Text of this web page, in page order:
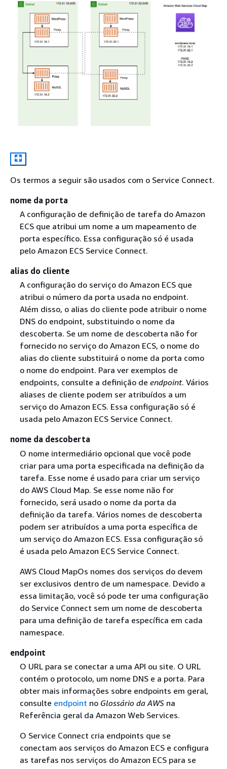
Os termos a seguir são usados com o Service Connect.
nome da porta
A configuração de definição de tarefa do Amazon
ECS que atribui um nome a um mapeamento de
porta específico. Essa configuração só é usada
pelo Amazon ECS Service Connect.
alias do cliente
A configuração do serviço do Amazon ECS que
atribui o número da porta usada no endpoint.
Além disso, o alias do cliente pode atribuir o nome
DNS do endpoint, substituindo o nome da
descoberta. Se um nome de descoberta não for
fornecido no serviço do Amazon ECS, o nome do
alias do cliente substituirá o nome da porta como
o nome do endpoint. Para ver exemplos de
endpoints, consulte a definição de endpoint. Vários
aliases de cliente podem ser atribuídos a um
serviço do Amazon ECS. Essa configuração só é
usada pelo Amazon ECS Service Connect.
nome da descoberta
O nome intermediário opcional que você pode
criar para uma porta especificada na definição da
tarefa. Esse nome é usado para criar um serviço
do AWS Cloud Map. Se esse nome não for
fornecido, será usado o nome da porta da
definição da tarefa. Vários nomes de descoberta
podem ser atribuídos a uma porta específica de
um serviço do Amazon ECS. Essa configuração só
é usada pelo Amazon ECS Service Connect.
AWS Cloud MapOs nomes dos serviços do devem
ser exclusivos dentro de um namespace. Devido a
essa limitação, você só pode ter uma configuração
do Service Connect sem um nome de descoberta
para uma definição de tarefa específica em cada
namespace.
endpoint
O URL para se conectar a uma API ou site. O URL
contém o protocolo, um nome DNS e a porta. Para
obter mais informações sobre endpoints em geral,
consulte endpoint no Glossário da AWSna
Referência geral da Amazon Web Services.
O Service Connect cria endpoints que se
conectam aos serviços do Amazon ECS e configura
as tarefas nos serviços do Amazon ECS para se